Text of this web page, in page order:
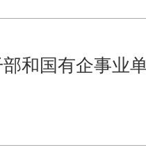
和国有企事业